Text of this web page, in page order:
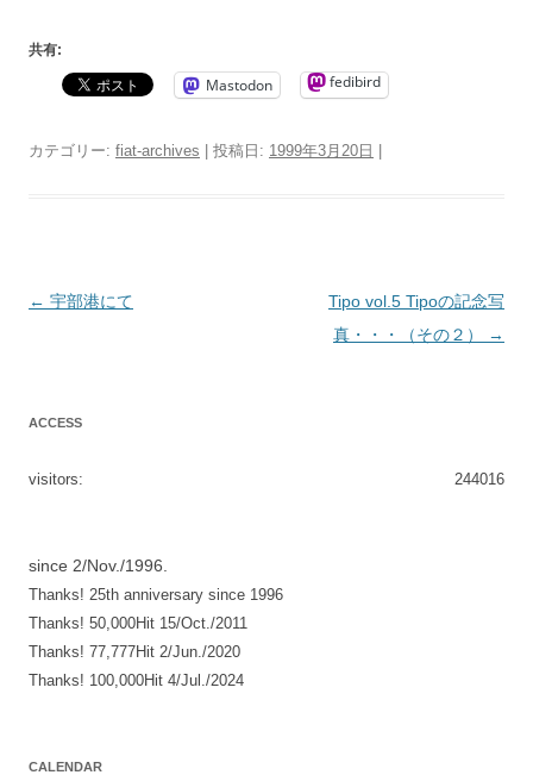
共有:
Mastodon fedibird
カテゴリー: fiat-archives | 投稿日: 1999年3月20日 |
投
ン
← 宇部港にて
Tipo vol.5 Tipoの記念写
真・・・（その２）
→
ACCESS
244016
visitors:
since 2/Nov./1996.
Thanks! 25th anniversary since 1996
Thanks! 50,000Hit 15/Oct./2011
Thanks! 77,777Hit 2/Jun./2020
Thanks! 100,000Hit 4/Jul./2024
CALENDAR